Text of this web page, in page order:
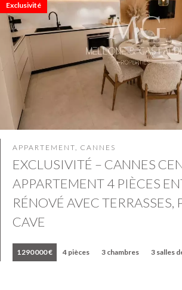
APPARTEMENT, CANNES
EXCLUSIVITÉ – CANNES
APPARTEMENT 4 PIÈCES
RÉNOVÉ AVEC TERRASSES,
CAVE
1 290 000 € 4 pièces 3 chambres 3 salles
Exclusivité